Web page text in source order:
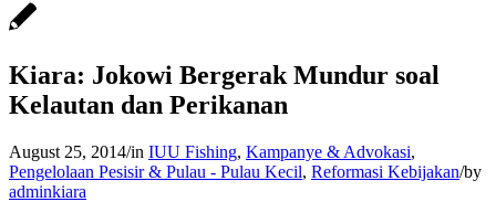
Kiara: Jokowi Bergerak Mundur soal
Kelautan dan Perikanan
August 25, 2014/in IUU Fishing, Kampanye & Advokasi,
Pengelolaan Pesisir & Pulau - Pulau Kecil, Reformasi Kebijakan/by
adminkiara